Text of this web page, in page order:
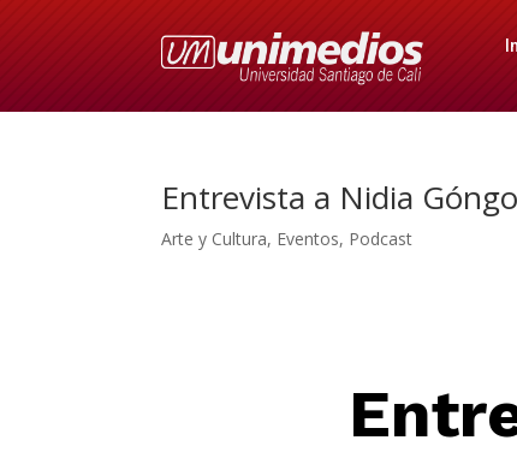
Entrevista a Nidia
Arte y Cultura, Eventos, Podcast